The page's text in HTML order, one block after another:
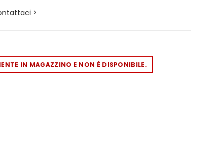
>
IN MAGAZZINO E NON È DISPONIBILE.